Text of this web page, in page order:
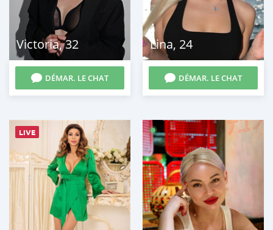
Victoria,32
DÉMAR. LE CHAT
Lina, 24
DÉMAR. LE CHAT
LIVE